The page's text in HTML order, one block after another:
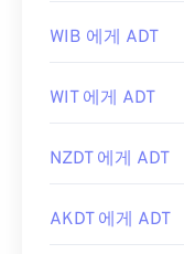
WIB 에게 ADT
WIT 에게 ADT
NZDT 에게 ADT
AKDT 에게 ADT